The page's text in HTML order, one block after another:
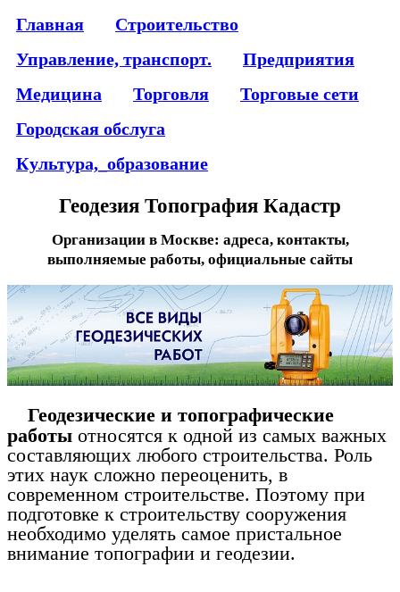
Главная
Строительство
Управление, транспорт.
Предприятия
Медицина
Торговля
Торговые сети
Городская обслуга
Культура,_образование
Геодезия Топография Кадастр
Организации в Москве: адреса, контакты,
выполняемые работы, официальные сайты
Геодезические и топографические
работы относятся к одной из самых важных
составляющих любого строительства. Роль
этих наук сложно переоценить, в
современном строительстве. Поэтому при
подготовке к строительству сооружения
необходимо уделять самое пристальное
внимание топографии и геодезии.